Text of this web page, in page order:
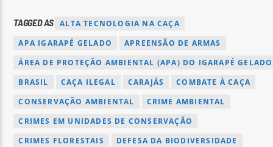
TAGGED AS ALTA TECNOLOGIA NA CAÇA
APA IGARAPÉ GELADO
APREENSÃO DE ARMAS
ÁREA DE PROTEÇÃO AMBIENTAL (APA) DO IGARAPÉ GELADO
BRASIL
CAÇA ILEGAL CARAJÁS
COMBATE À CAÇA
CONSERVAÇÃO AMBIENTAL
CRIME AMBIENTAL
CRIMES EM UNIDADES DE CONSERVAÇÃO
CRIMES FLORESTAIS
DEFESA DA BIODIVERSIDADE